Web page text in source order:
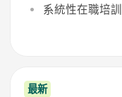
系統性在職培
最新